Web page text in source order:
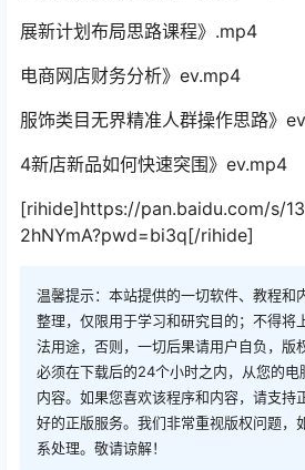
展新计划布局思路课程》.mp4
电商网店财务分析》ev.mp4
服饰类目无界精准人群操作思路》
4新店新品如何快速突围》ev.mp4
[rihide]https://pan.baidu.com/s/
2hNYmA?pwd=bi3q[/rihide]
温馨提示：本站提供的一切软件、教程和
整理，仅限用于学习和研究目的；不得将
法用途，否则，一切后果请用户自负，版
必须在下载后的24个小时之内，从您的
内容。如果您喜欢该程序和内容，请支持
好的正版服务。我们非常重视版权问题，
系处理。敬请谅解！